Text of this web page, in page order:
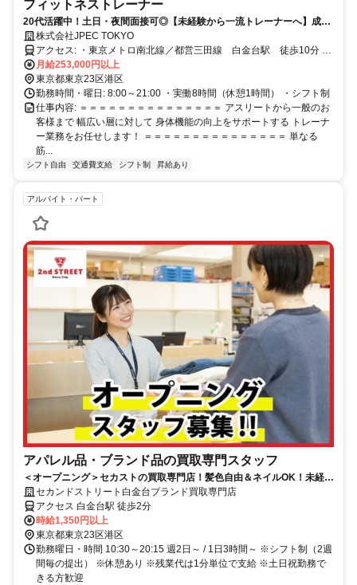
フィットネストレーナー
20代活躍中！土日・夜間面接可◎【未経験から一流トレーナーへ】成長
に合わせたキャリアパスをご用意◎学歴不問◎
株式会社JPEC TOKYO
アクセス: ・東京メトロ南北線／都営三田線 白金台駅 徒歩10分 ・
東京メトロ日比谷線 広尾駅 ・JR山手線／東京メトロ南北線 目
黒駅
月給253,000円以上
東京都東京23区港区
勤務時間・曜日: 8:00～21:00 ・実働8時間（休憩1時間） ・シフト制
仕事内容: ＝＝＝＝＝＝＝＝＝＝＝＝＝＝＝ アスリートから一般のお
客様まで 幅広い層に対して 身体機能の向上をサポートする トレーナ
ー業務をお任せします！ ＝＝＝＝＝＝＝＝＝＝＝＝＝＝＝ 単なる
筋...
シフト自由 交通費支給 シフト制 昇給あり
アルバイト・パート
アパレル品・ブランド品の買取専門スタッフ
＜オープニング＞セカストの買取専門店！髪色自由＆ネイルOK！未経験
歓迎！
セカンドストリート白金台ブランド買取専門店
アクセス 白金台駅 徒歩2分
時給1,350円以上
東京都東京23区港区
勤務曜日・時間 10:30～20:15 週2日～ / 1日3時間～ ※シフト制（2週
間毎の提出） ※休憩あり ※残業代は1分単位で支給 ※土日祝勤務で
きる方歓迎